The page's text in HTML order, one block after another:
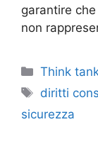
garantire
non
Categorie
Think
Tag
diritti
sicurezza